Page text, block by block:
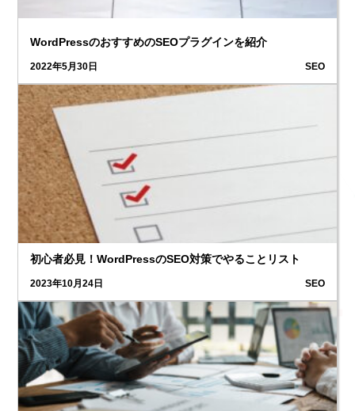
WordPressのおすすめのSEOプラグインを紹介
2022年5月30日 SEO
初心者必見！WordPressのSEO対策でやることリスト
2023年10月24日 SEO